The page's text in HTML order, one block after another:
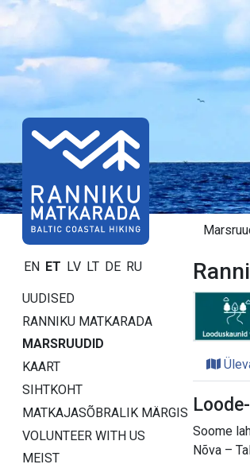
EN ET LV LT DE RU
UUDISED
RANNIKU MATKARADA
MARSRUUDID
KAART
SIHTKOHT
MATKAJASÕBRALIK MÄRGIS
VOLUNTEER WITH US
MEIST
Soome
Nõva –